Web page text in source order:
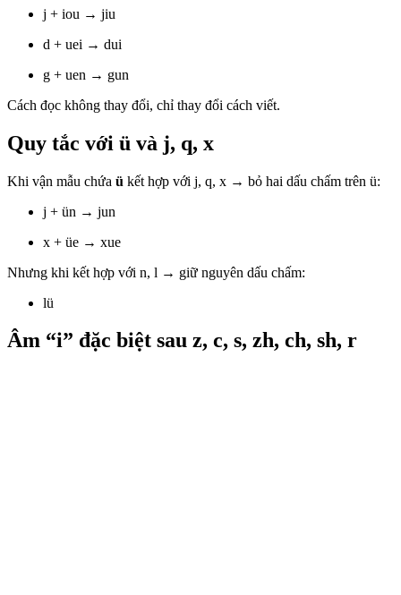
j + iou → jiu
d + uei → dui
g + uen → gun
Cách đọc không thay đổi, chỉ thay đổi cách viết.
Quy tắc với ü và j, q, x
Khi vận mẫu chứa ü kết hợp với j, q, x → bỏ hai dấu chấm trên ü:
j + ün → jun
x + üe → xue
Nhưng khi kết hợp với n, l → giữ nguyên dấu chấm:
lü
Âm “i” đặc biệt sau z, c, s, zh, ch, sh, r